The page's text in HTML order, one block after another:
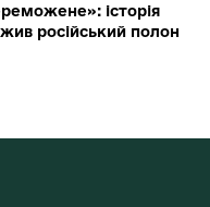
історія
російський полон